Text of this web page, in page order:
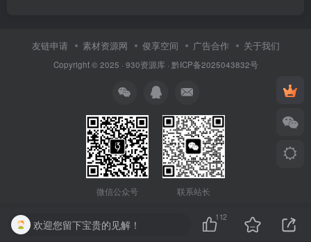
友链申请 素材资源网 俊享空间 广告合作 关于我们
Copyright © 2025 · 930资源库· 黔ICP备2025043832号
微信公众号 联系站长
欢迎您留下宝贵的见解！
112